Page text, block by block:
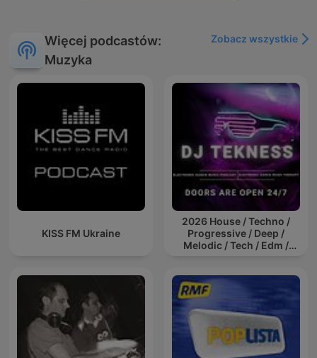
Więcej podcastów:
Muzyka
Zobacz wszystkie
KISS FM Ukraine
2026 House / Techno /
Progressive / Deep /
Melodic / Tech / Edm /
Dance Musi